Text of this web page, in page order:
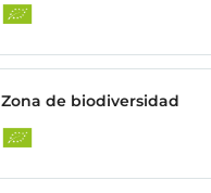
Zona de biodiversidad